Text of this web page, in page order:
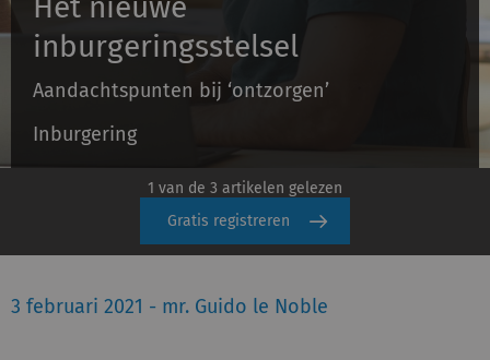
inburgeringsstelsel
Aandachtspunten bij ‘ontzorgen’
Inburgering
1 van de 3 artikelen gelezen
Gratis registreren
3 februari 2021 - mr. Guido le Noble